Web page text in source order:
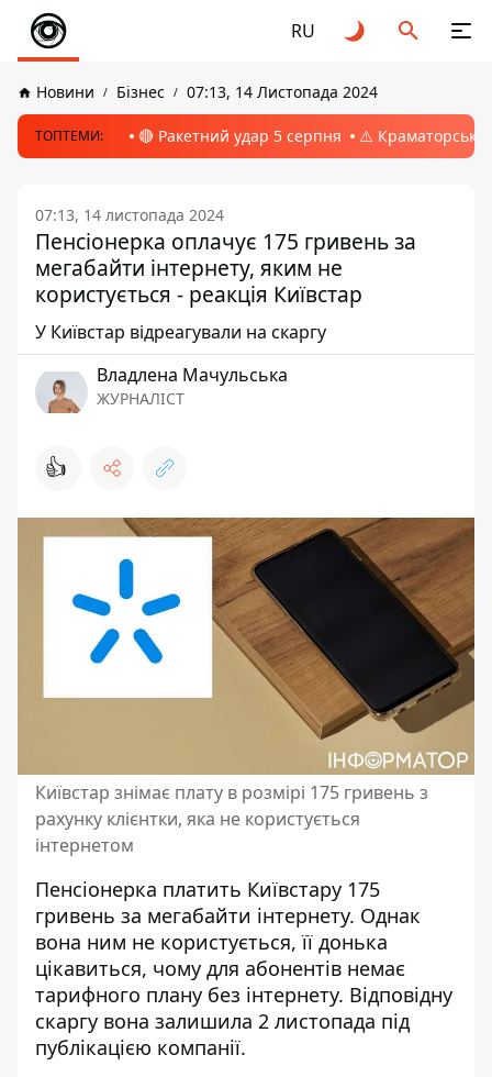
RU
Новини Бізнес 07:13, 14 Листопада 2024
ТОПТЕМИ: 🔴 Ракетний удар 5 серпня ⚠️ Краматорськ,
07:13, 14 листопада 2024
Пенсіонерка оплачує 175 гривень за
мегабайти інтернету, яким не
користується - реакція Київстар
У Київстар відреагували на скаргу
Владлена Мачульська
ЖУРНАЛІСТ
👍
Київстар знімає плату в розмірі 175 гривень з
рахунку клієнтки, яка не користується
інтернетом
Пенсіонерка платить Київстару 175
гривень за мегабайти інтернету. Однак
вона ним не користується, її донька
цікавиться, чому для абонентів немає
тарифного плану без інтернету. Відповідну
скаргу вона залишила 2 листопада під
публікацією компанії.